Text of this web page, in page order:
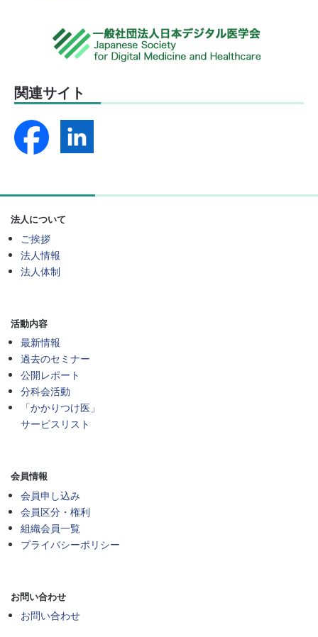
関連サイト
法人について
ご挨拶
法人情報
法人体制
活動内容
最新情報
過去のセミナー
公開レポート
分科会活動
「かかりつけ医」
サービスリスト
会員情報
会員申し込み
会員区分・権利
組織会員一覧
プライバシーポリシー
お問い合わせ
お問い合わせ